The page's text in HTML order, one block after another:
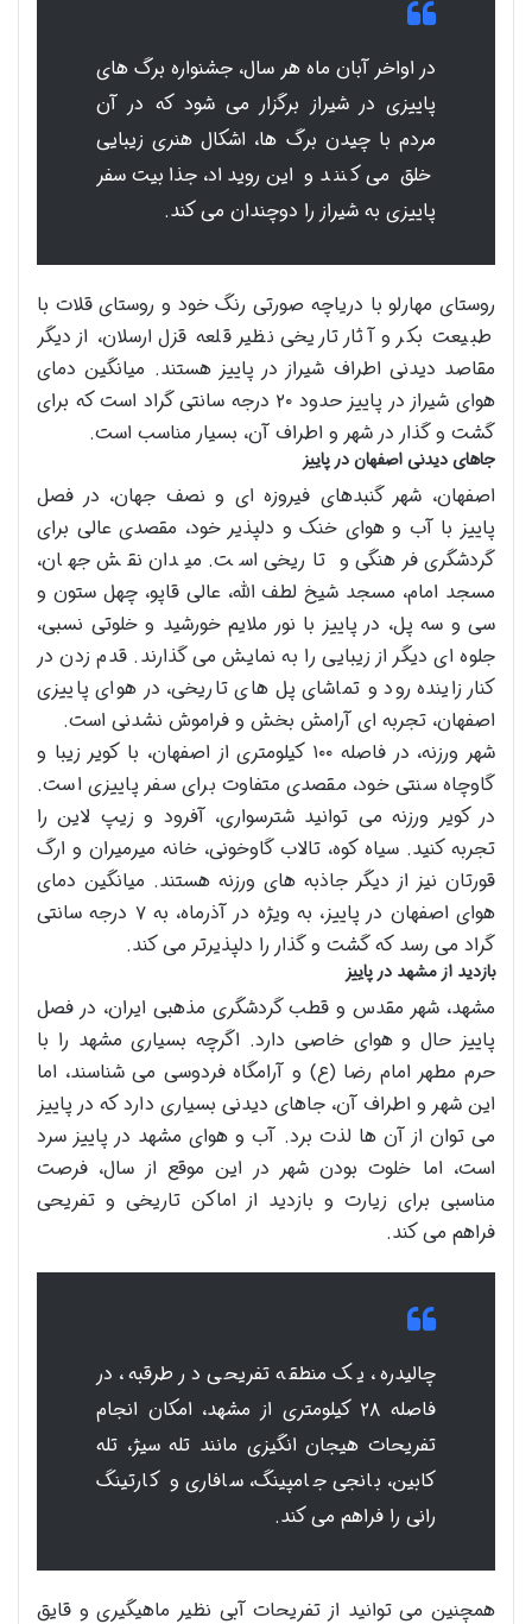
در اواخر آبان ماه هر سال، جشنواره برگ های
پاییزی در شیراز برگزار می شود که در آن
مردم با چیدن برگ ها، اشکال هنری زیبایی
خلق می کنند و این رویداد، جذابیت سفر
پاییزی به شیراز را دوچندان می کند.
روستای مهارلو با دریاچه صورتی رنگ خود و روستای قلات با
طبیعت بکر و آثار تاریخی نظیر قلعه قزل ارسلان، از دیگر
مقاصد دیدنی اطراف شیراز در پاییز هستند. میانگین دمای
هوای شیراز در پاییز حدود ۲۰ درجه سانتی گراد است که برای
گشت و گذار در شهر و اطراف آن، بسیار مناسب است.
جاهای دیدنی اصفهان در پاییز
اصفهان، شهر گنبدهای فیروزه ای و نصف جهان، در فصل
پاییز با آب و هوای خنک و دلپذیر خود، مقصدی عالی برای
گردشگری فرهنگی و تاریخی است. میدان نقش جهان،
مسجد امام، مسجد شیخ لطف الله، عالی قاپو، چهل ستون و
سی و سه پل، در پاییز با نور ملایم خورشید و خلوتی نسبی،
جلوه ای دیگر از زیبایی را به نمایش می گذارند. قدم زدن در
کنار زاینده رود و تماشای پل های تاریخی، در هوای پاییزی
اصفهان، تجربه ای آرامش بخش و فراموش نشدنی است.
شهر ورزنه، در فاصله ۱۰۰ کیلومتری از اصفهان، با کویر زیبا و
گاوچاه سنتی خود، مقصدی متفاوت برای سفر پاییزی است.
در کویر ورزنه می توانید شترسواری، آفرود و زیپ لاین را
تجربه کنید. سیاه کوه، تالاب گاوخونی، خانه میرمیران و ارگ
قورتان نیز از دیگر جاذبه های ورزنه هستند. میانگین دمای
هوای اصفهان در پاییز، به ویژه در آذرماه، به ۷ درجه سانتی
گراد می رسد که گشت و گذار را دلپذیرتر می کند.
بازدید از مشهد در پاییز
مشهد، شهر مقدس و قطب گردشگری مذهبی ایران، در فصل
پاییز حال و هوای خاصی دارد. اگرچه بسیاری مشهد را با
حرم مطهر امام رضا (ع) و آرامگاه فردوسی می شناسند، اما
این شهر و اطراف آن، جاهای دیدنی بسیاری دارد که در پاییز
می توان از آن ها لذت برد. آب و هوای مشهد در پاییز سرد
است، اما خلوت بودن شهر در این موقع از سال، فرصت
مناسبی برای زیارت و بازدید از اماکن تاریخی و تفریحی
فراهم می کند.
چالیدره، یک منطقه تفریحی در طرقبه، در
فاصله ۲۸ کیلومتری از مشهد، امکان انجام
تفریحات هیجان انگیزی مانند تله سیژ، تله
کابین، بانجی جامپینگ، سافاری و کارتینگ
رانی را فراهم می کند.
همچنین می توانید از تفریحات آبی نظیر ماهیگیری و قایق